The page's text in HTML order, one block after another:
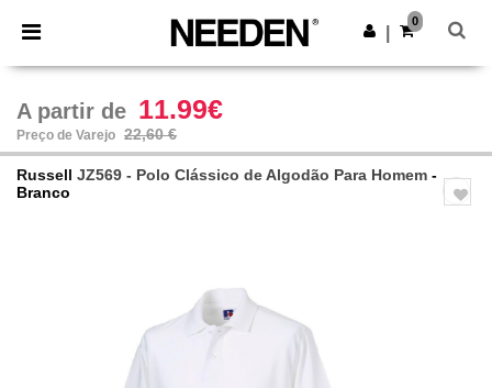
× App Needen
Melhores preços na app!
Obter app
0
A partir de 11.99€
Preço de Varejo 22,60 €
Russell JZ569 - Polo Clássico de Algodão Para Homem -
Branco